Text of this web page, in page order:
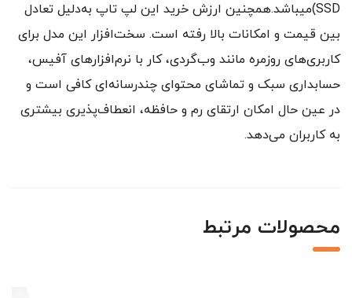
SSD)میباشد.همچنین ارزش خرید این لپ‌ تاپ به‌دلیل تعادل
بین قیمت و امکانات بالا رفته است. سخت‌افزار این مدل برای
کاربری‌های روزمره مانند وب‌گردی، کار با نرم‌افزارهای آفیس،
حسابداری سبک و تماشای محتوای چندرسانه‌ای کافی است و
در عین حال امکان ارتقای رم و حافظه، انعطاف‌پذیری بیشتری
به کاربران می‌دهد.
محصولات مرتبط